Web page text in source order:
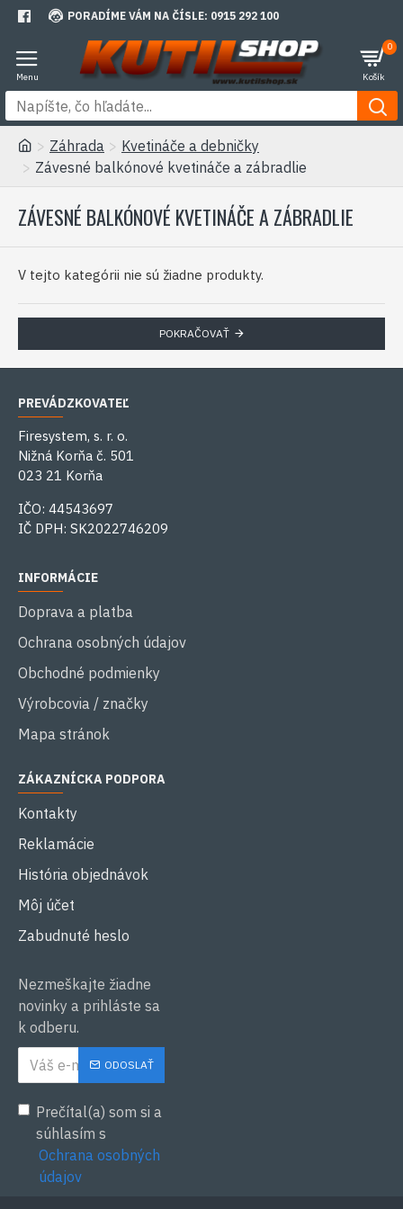
PORADÍME VÁM NA ČÍSLE: 0915 292 100
0
Záhrada
Kvetináče a debničky
Závesné balkónové kvetináče a zábradlie
ZÁVESNÉ BALKÓNOVÉ KVETINÁČE A ZÁBRADLIE
V tejto kategórii nie sú žiadne produkty.
POKRAČOVAŤ
PREVÁDZKOVATEĽ
Firesystem, s. r. o.
Nižná Korňa č. 501
023 21 Korňa
IČO: 44543697
IČ DPH: SK2022746209
INFORMÁCIE
Doprava a platba
Ochrana osobných údajov
Obchodné podmienky
Výrobcovia / značky
Mapa stránok
ZÁKAZNÍCKA PODPORA
Kontakty
Reklamácie
História objednávok
Môj účet
Zabudnuté heslo
Nezmeškajte žiadne
novinky a prihláste sa
k odberu.
ODOSLAŤ
Prečítal(a) som si a
súhlasím s
Ochrana osobných
údajov